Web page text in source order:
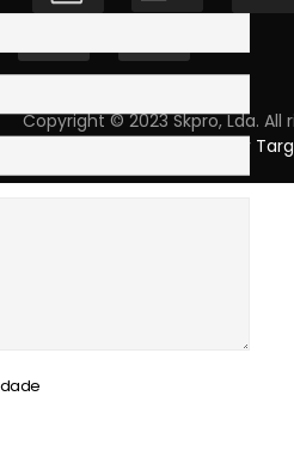
Copyright © 2023 Skpro, Lda. All
by